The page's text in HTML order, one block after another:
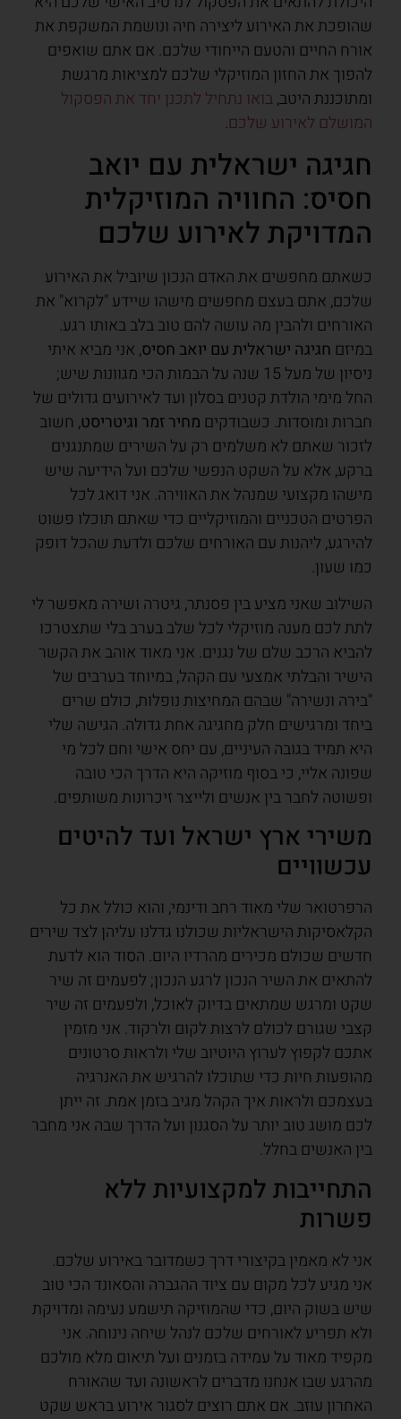
שהופכת את האירוע ליצירה חיה ונושמת המשקפת את
אורח החיים והטעם הייחודי שלכם. אם אתם שואפים
להפוך את החזון המוזיקלי שלכם למציאות מרגשת
ומתוכננת היטב,בואו נתחיל לתכנן יחד את הפסקול
המושלם לאירוע שלכם.
חגיגה ישראלית עם יואב
חסיס: החוויה המוזיקלית
המדויקת לאירוע שלכם
כשאתם מחפשים את האדם הנכון שיוביל את האירוע
שלכם, אתם בעצם מחפשים מישהו שיידע "לקרוא" את
האורחים ולהבין מה עושה להם טוב בלב באותו רגע.
במיזם חגיגה ישראלית עם יואב חסיס, אני מביא איתי
ניסיון של מעל 15 שנה על הבמות הכי מגוונות שיש;
החל מימי הולדת קטנים בסלון ועד לאירועים גדולים של
חברות ומוסדות. כשבודקים מחיר זמר וגיטריסט, חשוב
לזכור שאתם לא משלמים רק על השירים שמתנגנים
ברקע, אלא על השקט הנפשי שלכם ועל הידיעה שיש
מישהו מקצועי שמנהל את האווירה. אני דואג לכל
הפרטים הטכניים והמוזיקליים כדי שאתם תוכלו פשוט
להירגע, ליהנות עם האורחים שלכם ולדעת שהכל דופק
כמו שעון.
השילוב שאני מציע בין פסנתר, גיטרה ושירה מאפשר לי
לתת לכם מענה מוזיקלי לכל שלב בערב בלי שתצטרכו
להביא הרכב שלם של נגנים. אני מאוד אוהב את הקשר
הישיר והבלתי אמצעי עם הקהל, במיוחד בערבים של
"בירה ונשירה" שבהם המחיצות נופלות, כולם שרים
ביחד ומרגישים חלק מחגיגה אחת גדולה. הגישה שלי
היא תמיד בגובה העיניים, עם יחס אישי וחם לכל מי
שפונה אליי, כי בסוף מוזיקה היא הדרך הכי טובה
ופשוטה לחבר בין אנשים ולייצר זיכרונות משותפים.
משירי ארץ ישראל ועד להיטים
עכשוויים
הרפרטואר שלי מאוד רחב ודינמי, והוא כולל את כל
הקלאסיקות הישראליות שכולנו גדלנו עליהן לצד שירים
חדשים שכולם מכירים מהרדיו היום. הסוד הוא לדעת
להתאים את השיר הנכון לרגע הנכון; לפעמים זה שיר
שקט ומרגש שמתאים בדיוק לאוכל, ולפעמים זה שיר
קצבי שגורם לכולם לרצות לקום ולרקוד. אני מזמין
אתכם לקפוץ לערוץ היוטיוב שלי ולראות סרטונים
מהופעות חיות כדי שתוכלו להרגיש את האנרגיה
בעצמכם ולראות איך הקהל מגיב בזמן אמת. זה ייתן
לכם מושג טוב יותר על הסגנון ועל הדרך שבה אני מחבר
בין האנשים בחלל.
התחייבות למקצועיות ללא
פשרות
אני לא מאמין בקיצורי דרך כשמדובר באירוע שלכם.
אני מגיע לכל מקום עם ציוד ההגברה והסאונד הכי טוב
שיש בשוק היום, כדי שהמוזיקה תישמע נעימה ומדויקת
ולא תפריע לאורחים שלכם לנהל שיחה נינוחה. אני
מקפיד מאוד על עמידה בזמנים ועל תיאום מלא מולכם
מהרגע שבו אנחנו מדברים לראשונה ועד שהאורח
האחרון עוזב. אם אתם רוצים לסגור אירוע בראש שקט